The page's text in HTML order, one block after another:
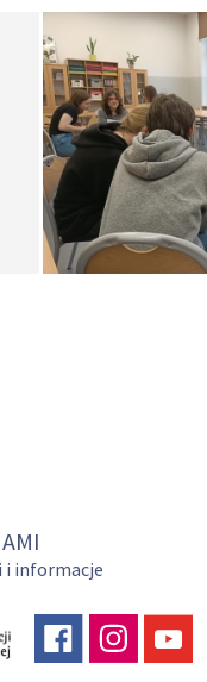
i informacje